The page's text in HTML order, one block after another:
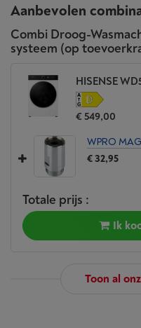
Aanbevolen
Combi Droog-
systeem (op
HISENSE
€ 549,00
WPRO
€ 32,95
Totale prijs :
Ik
Toon al